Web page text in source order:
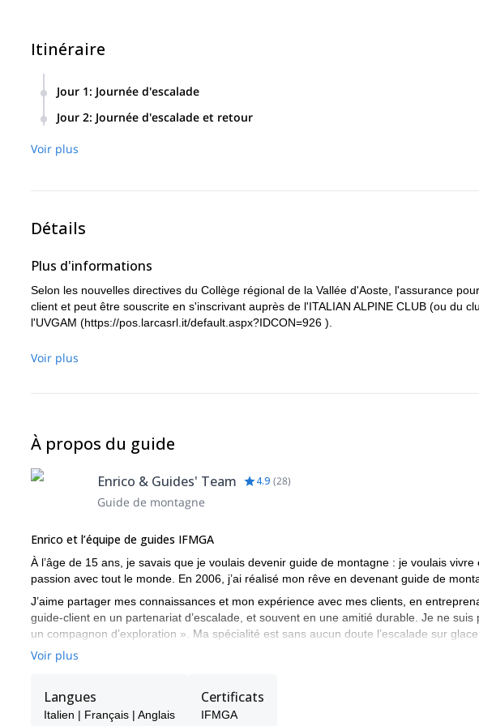
Itinéraire
Jour 1: Journée d'escalade
de l'ascension.
Jour 2: Journée d'escalade et retour
"cheminées supérieures". Nous descendrons ensuite la face ouest jusqu'à la
Voir plus
Détails
Plus d'informations
Selon les nouvelles directives du Collège régional de la Vallée d'Aoste, l'assurance
client et peut être souscrite en s'inscrivant auprès de l'ITALIAN ALPINE CLUB (ou du
l'UVGAM (https://pos.larcasrl.it/default.aspx?IDCON=926 ).
Voir plus
À propos du guide
Enrico & Guides' Team 4.9 (28)
Guide de montagne
Enrico et l’équipe de guides IFMGA
À l’âge de 15 ans, je savais que je voulais devenir guide de montagne : je voulais
passion avec tout le monde. En 2006, j’ai réalisé mon rêve en devenant guide de
J’aime partager mes connaissances et mon expérience avec mes clients, en
guide-client en un partenariat d’escalade, et souvent en une amitié durable. Je ne
un compagnon d’exploration ». Ma spécialité est sans aucun doute l’escalade sur
Avec mes clients, j’ai gravi les faces les plus difficiles des Alpes, exploré des chaînes
Aujourd’hui, je partage tout cela avec un groupe d’amis et de guides hautement
accompagner et de vous enseigner lorsque je ne suis pas disponible.
Voir plus
Langues
Italien | Français | Anglais
Certificats
IFMGA